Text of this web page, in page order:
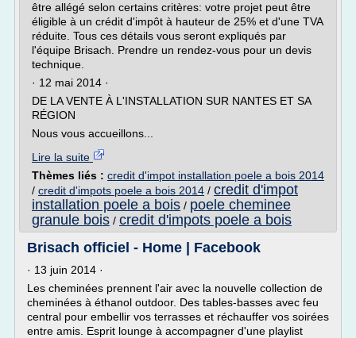
être allégé selon certains critères: votre projet peut être
éligible à un crédit d'impôt à hauteur de 25% et d'une TVA
réduite. Tous ces détails vous seront expliqués par
l'équipe Brisach. Prendre un rendez-vous pour un devis
technique.
· 12 mai 2014 ·
DE LA VENTE À L'INSTALLATION SUR NANTES ET SA
RÉGION
Nous vous accueillons...
Lire la suite
Thèmes liés : credit d'impot installation poele a bois 2014
/ credit d'impots poele a bois 2014 / credit d'impot
installation poele a bois / poele cheminee
granule bois / credit d'impots poele a bois
Brisach officiel - Home | Facebook
· 13 juin 2014 ·
Les cheminées prennent l'air avec la nouvelle collection de
cheminées à éthanol outdoor. Des tables-basses avec feu
central pour embellir vos terrasses et réchauffer vos soirées
entre amis. Esprit lounge à accompagner d'une playlist